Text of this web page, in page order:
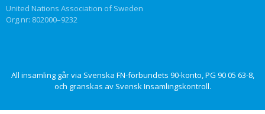
United Nations Association of Sweden
Org.nr: 802000–9232
All insamling går via Svenska FN-förbundets 90-konto, PG 90 05 63-8,
och granskas av Svensk Insamlingskontroll.